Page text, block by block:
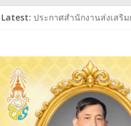
Latest: ประกาศสำนักงานส่งเสริ
ประกาศผู้ชนะการเสนอร
ประกาศสำนักงานส่งเสริ
สำนักงาน
ส่ง